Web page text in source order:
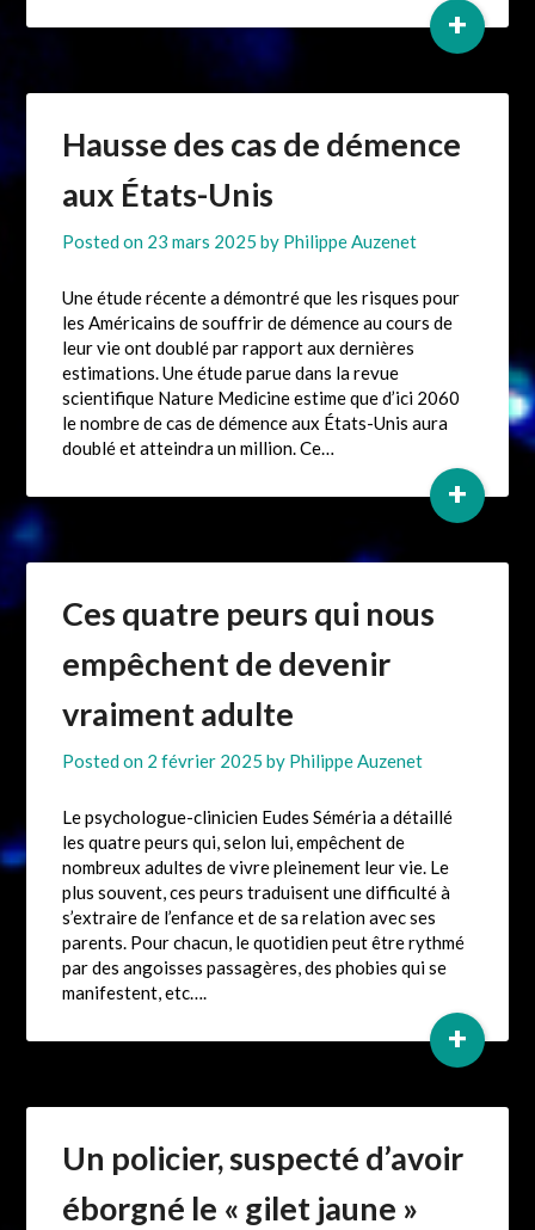
+
Hausse des cas de démence
aux États-Unis
Posted on 23 mars 2025 by Philippe Auzenet
Une étude récente a démontré que les risques pour
les Américains de souffrir de démence au cours de
leur vie ont doublé par rapport aux dernières
estimations. Une étude parue dans la revue
scientifique Nature Medicine estime que d’ici 2060
le nombre de cas de démence aux États-Unis aura
doublé et atteindra un million. Ce…
+
Ces quatre peurs qui nous
empêchent de devenir
vraiment adulte
Posted on 2 février 2025 by Philippe Auzenet
Le psychologue-clinicien Eudes Séméria a détaillé
les quatre peurs qui, selon lui, empêchent de
nombreux adultes de vivre pleinement leur vie. Le
plus souvent, ces peurs traduisent une difficulté à
s’extraire de l’enfance et de sa relation avec ses
parents. Pour chacun, le quotidien peut être rythmé
par des angoisses passagères, des phobies qui se
manifestent, etc….
+
Un policier, suspecté d’avoir
éborgné le « gilet jaune »